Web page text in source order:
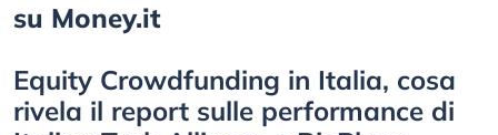
su Money.it
Equity Crowdfunding in Italia, cosa
rivela il report sulle performance di